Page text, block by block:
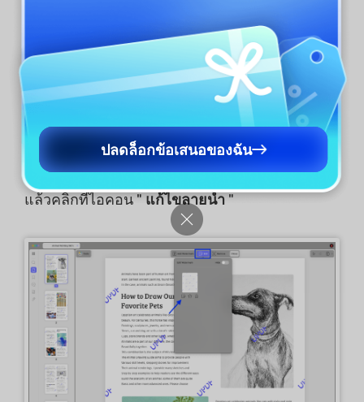
แก้ไขลายน้ำ
หากต้องการแก้ไขลายน้ำ ให้ค้นหาลายน้ำที่สร้าง
ขึ้นในคอลัมน์ด้านขวา เลื่อนเคอร์เซอร์ไปที่ลายน้ำ
แล้วคลิกที่ไอคอน "แก้ไขลายน้ำ"
ปลดล็อกข้อเสนอของฉัน